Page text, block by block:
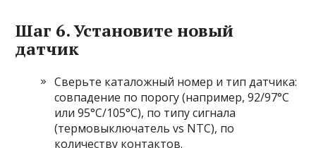
Шаг 6. Установите новый
датчик
Сверьте каталожный номер и тип датчика:
совпадение по порогу (например, 92/97°C
или 95°C/105°C), по типу сигнала
(термовыключатель vs NTC), по
количеству контактов.